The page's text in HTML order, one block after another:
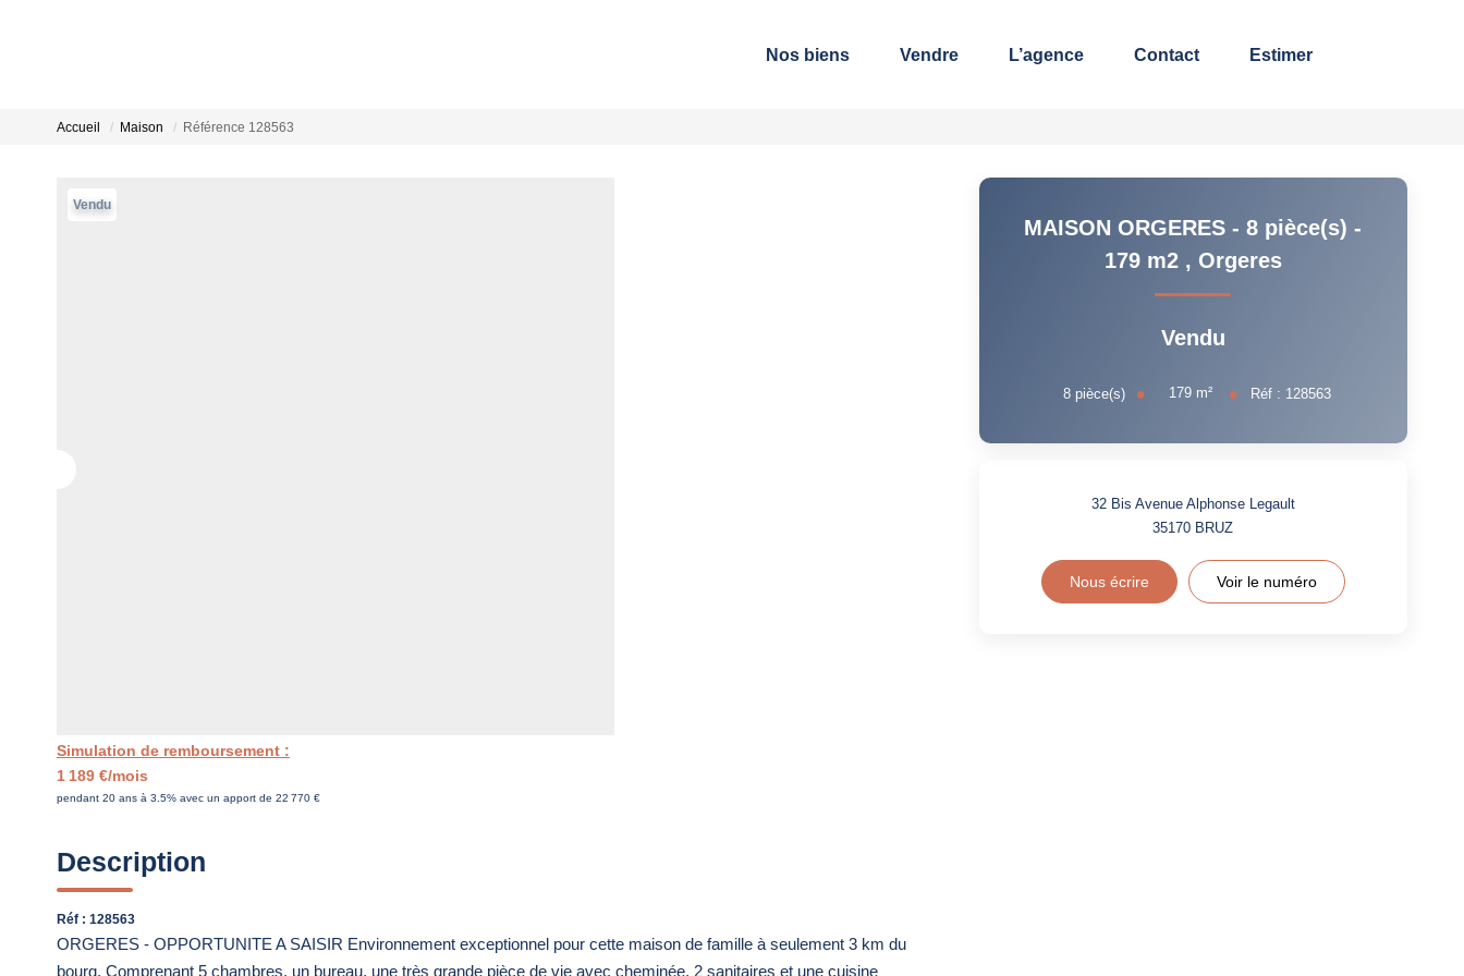
Nos biens Vendre L’agence Contact Estimer
Accueil Maison Référence 128563
Vendu
Simulation de remboursement :
1 189 €/mois
pendant 20 ans à 3.5% avec un apport de 22 770 €
Description
Réf : 128563
ORGERES - OPPORTUNITE A SAISIR Environnement exceptionnel pour cette maison de famille à seulement 3 km du
bourg. Comprenant 5 chambres, un bureau, une très grande pièce de vie avec cheminée, 2 sanitaires et une cuisine
MAISON ORGERES - 8 pièce(s) -
179 m2 , Orgeres
Vendu
8 pièce(s) 179 m² Réf : 128563
32 Bis Avenue Alphonse Legault
35170 BRUZ
Nous écrire Voir le numéro